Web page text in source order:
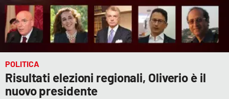
POLITICA
Risultati elezioni regionali, Oliverio è il
nuovo presidente